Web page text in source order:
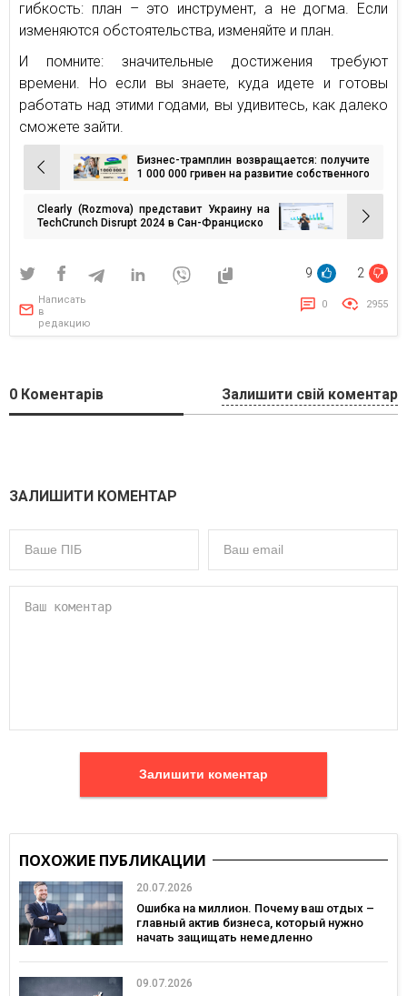
гибкость: план – это инструмент, а не догма. Если
изменяются обстоятельства, изменяйте и план.
И помните: значительные достижения требуют
времени. Но если вы знаете, куда идете и готовы
работать над этими годами, вы удивитесь, как далеко
сможете зайти.
Навигация
по
записям
Бизнес-трамплин возвращается: получите
1 000 000 гривен на развитие собственного
Clearly (Rozmova) представит Украину на
TechCrunch Disrupt 2024 в Сан-Франциско
9 2
Написать
в
редакцию
0 2955
0 Коментарів Залишити свій коментар
ЗАЛИШИТИ КОМЕНТАР
Залишити коментар
ПОХОЖИЕ ПУБЛИКАЦИИ
20.07.2026
Ошибка на миллион. Почему ваш отдых –
главный актив бизнеса, который нужно
начать защищать немедленно
09.07.2026